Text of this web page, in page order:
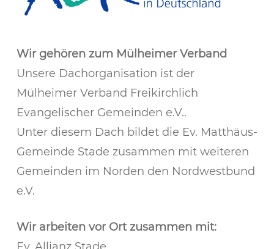
Wir gehören zum Mülheimer Verband
Unsere Dachorganisation ist der
Mülheimer Verband Freikirchlich
Evangelischer Gemeinden e.V..
​Unter diesem Dach bildet die Ev. Matthäus-
Gemeinde Stade zusammen mit weiteren
Gemeinden im Norden den Nordwestbund
e.V.
Wir arbeiten vor Ort zusammen mit: